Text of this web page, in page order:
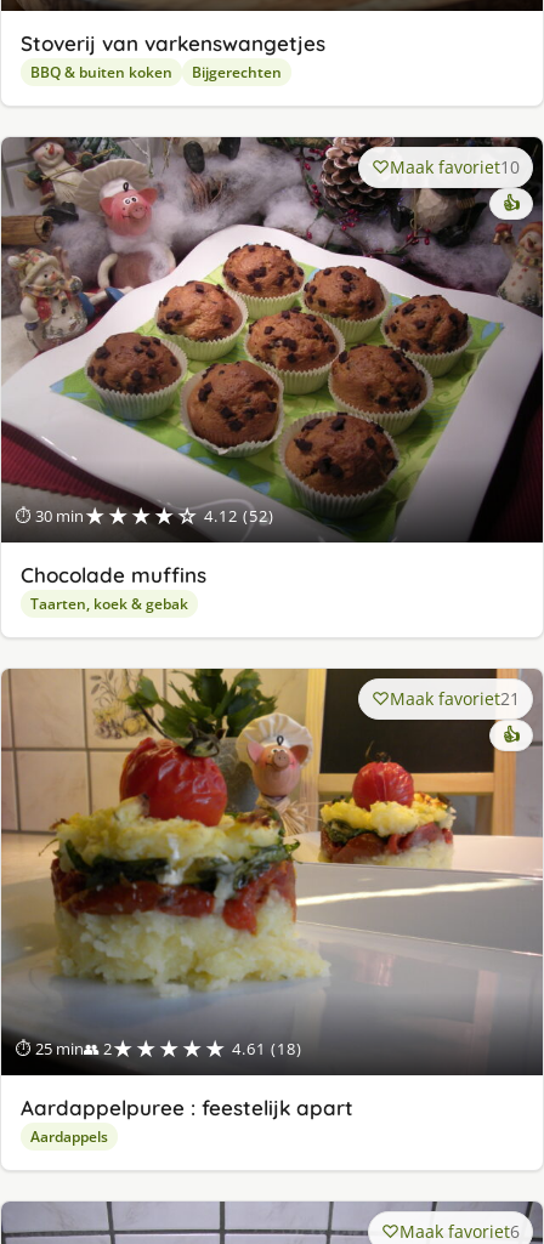
Stoverij van varkenswangetjes
BBQ & buiten koken Bijgerechten
⏱ 30 min★★★★☆ 4.12 (52)
Maak favoriet10
👍
Chocolade muffins
Taarten, koek & gebak
⏱ 25 min👥 2★★★★★ 4.61 (18)
Maak favoriet21
👍
Aardappelpuree : feestelijk apart
Aardappels
Maak favoriet6